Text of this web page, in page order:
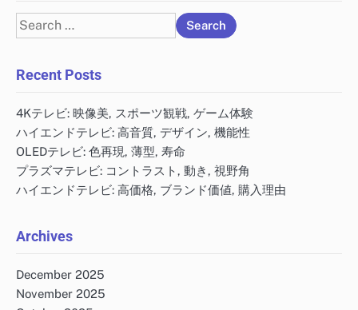
Search
for:
Recent Posts
4Kテレビ: 映像美, スポーツ観戦, ゲーム体験
ハイエンドテレビ: 高音質, デザイン, 機能性
OLEDテレビ: 色再現, 薄型, 寿命
プラズマテレビ: コントラスト, 動き, 視野角
ハイエンドテレビ: 高価格, ブランド価値, 購入理由
Archives
December 2025
November 2025